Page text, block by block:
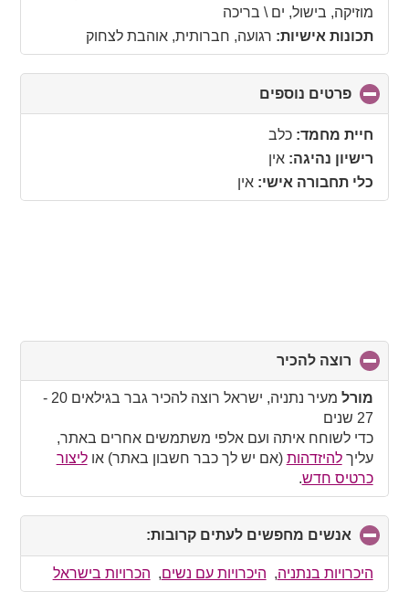
מוזיקה, בישול, ים \ בריכה
תכונות אישיות: רגועה, חברותית, אוהבת לצחוק
פרטים נוספים
to
חיית מחמד: כלב
רישיון נהיגה: אין
כלי תחבורה אישי: אין
רוצה להכיר
to
collapse
מורל
מעיר נתניה, ישראל רוצה להכיר גבר בגילאים 20 -
27 שנים
כדי לשוחח איתה ועם אלפי משתמשים אחרים באתר,
עליךלהיזדהות (אם יש לך כבר חשבון באתר) אוליצור
כרטיס חדש.
אנשים מחפשים לעתים קרובות:
to
collapse
היכרויות בנתניה, היכרויות עם נשים, הכרויות בישראל